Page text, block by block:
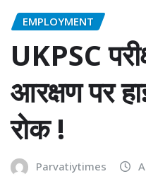
EMPLOYMENT
UKPSC
आरक्षण पर
रोक !
Parvatiytimes